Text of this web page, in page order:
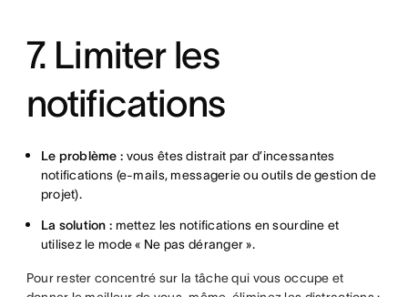
7. Limiter les
notifications
Le problème : vous êtes distrait par d’incessantes
notifications (e-mails, messagerie ou outils de gestion de
projet).
La solution : mettez les notifications en sourdine et
utilisez le mode « Ne pas déranger ».
Pour rester concentré sur la tâche qui vous occupe et